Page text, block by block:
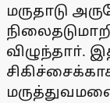
மருதாடு
விழுந்தாா்.